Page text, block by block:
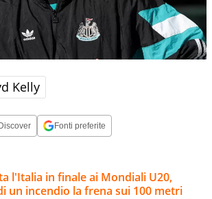
Kelly
Fonti preferite
l'Italia in finale ai Mondiali U20,
un incendio la frena sui 100 metri